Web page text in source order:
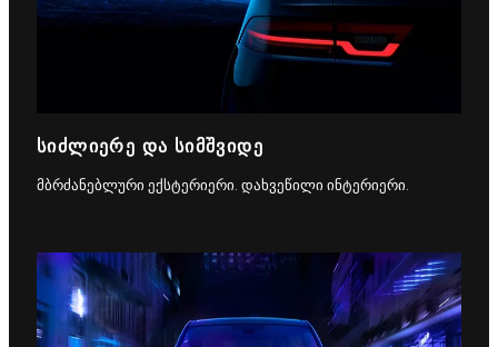
ᲡᲘᲫᲚᲘᲔᲠᲔ ᲓᲐ ᲡᲘᲛᲨᲕᲘᲓᲔ
მბრძანებლური ექსტერიერი. დახვეწილი ინტერიერი.